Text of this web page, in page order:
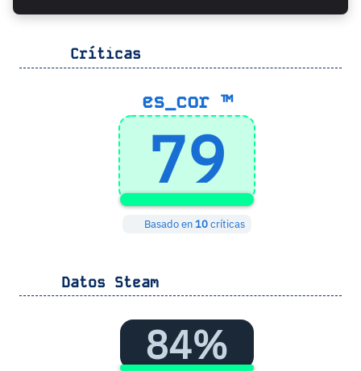
Críticas
es_cor ™
79
Basado en10críticas
Datos Steam
84%